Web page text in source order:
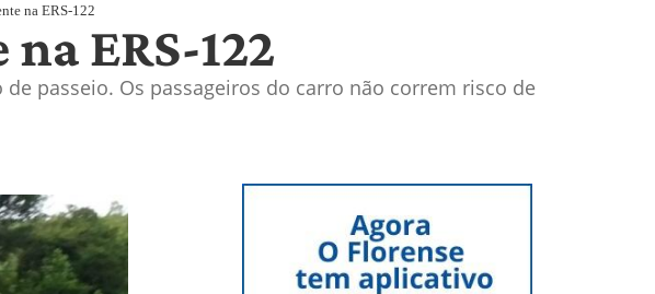
na ERS-122
ERS-122
passeio. Os passageiros do carro não correm risco de